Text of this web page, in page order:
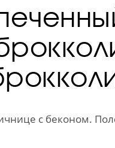
с беконом.